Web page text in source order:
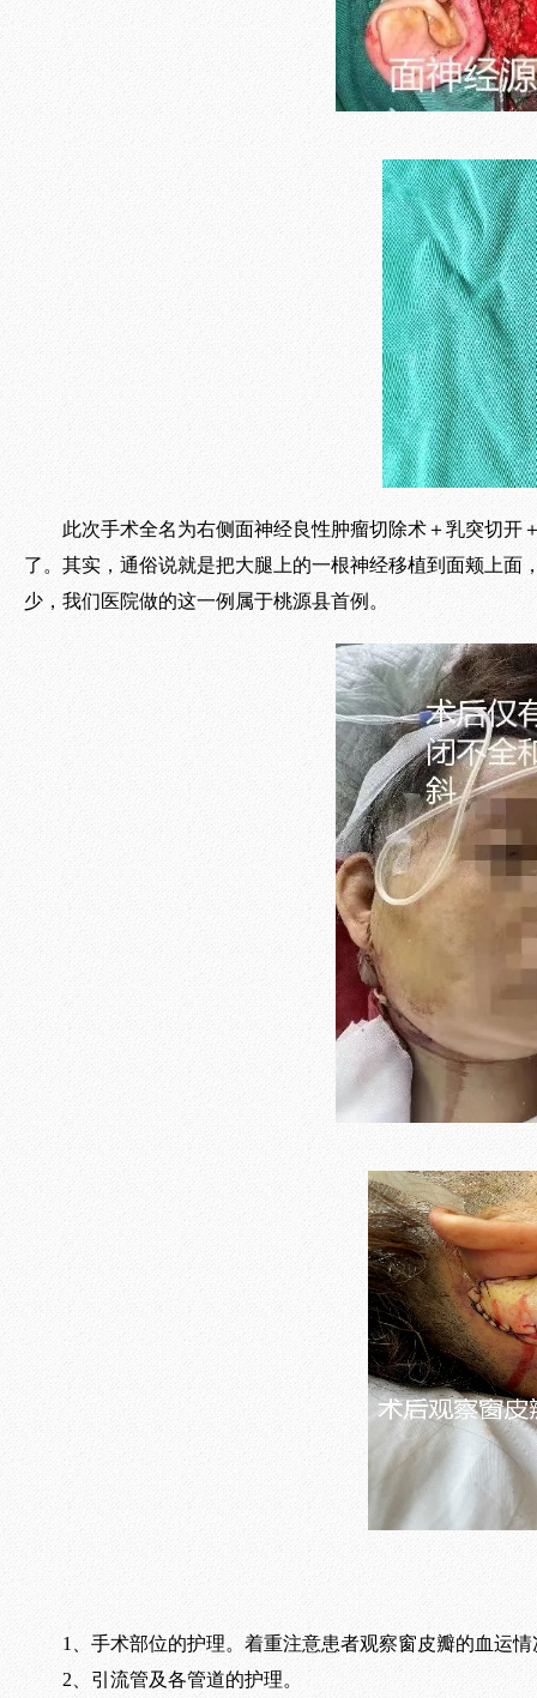
此次手术全名为右侧面神经良性肿瘤切除术＋乳突切
了。其实，通俗说就是把大腿上的一根神经移植到面颊上
少，我们医院做的这一例属于桃源县首例。
1、手术部位的护理。着重注意患者观察窗皮瓣的血运
2、引流管及各管道的护理。